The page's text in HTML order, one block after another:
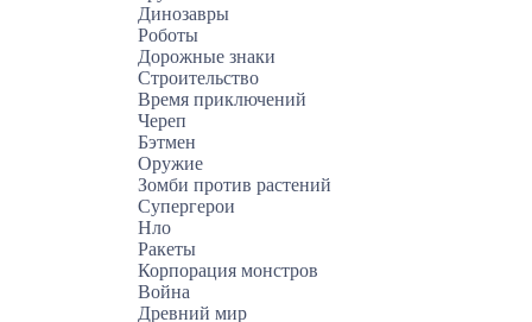
Динозавры
Роботы
Дорожные знаки
Строительство
Время приключений
Череп
Бэтмен
Оружие
Зомби против растений
Супергерои
Нло
Ракеты
Корпорация монстров
Война
Древний мир